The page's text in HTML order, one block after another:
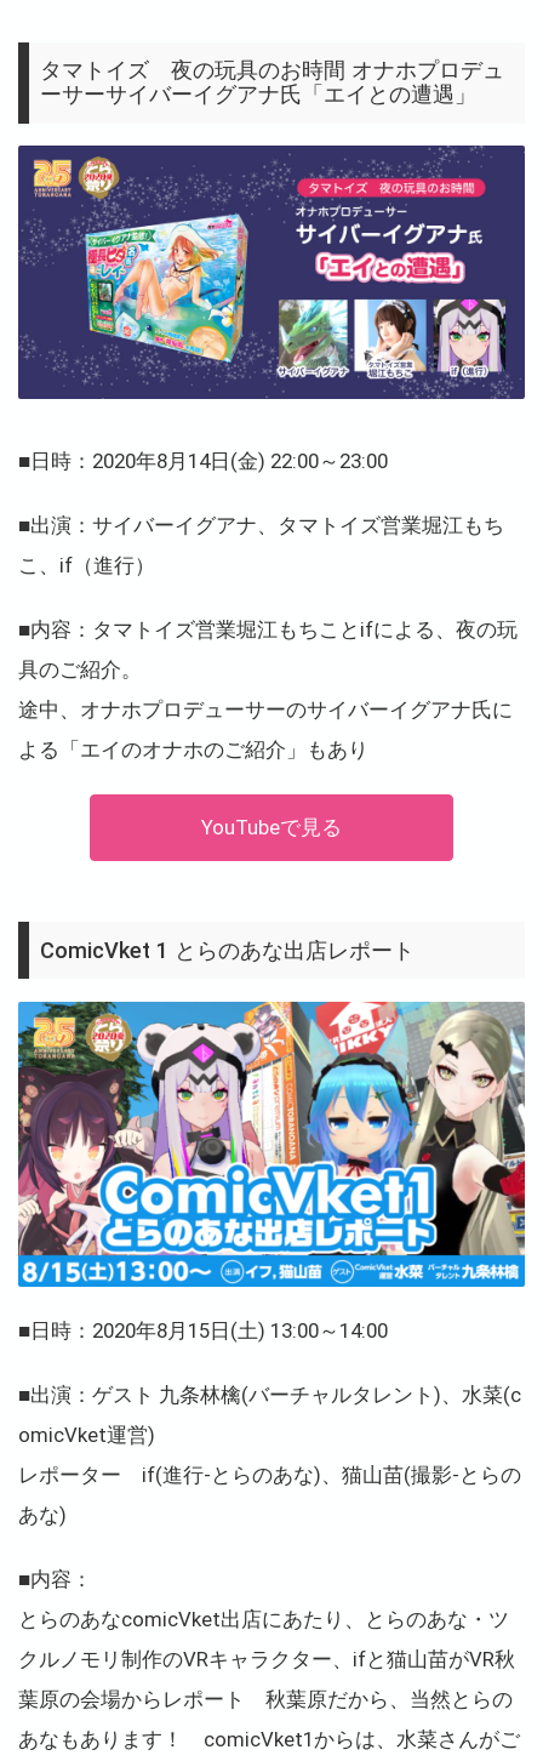
タマトイズ 夜の玩具のお時間 オナホプロデュ
ーサーサイバーイグアナ氏「エイとの遭遇」
■日時：2020年8月14日(金) 22:00～23:00
■出演：サイバーイグアナ、タマトイズ営業堀江もち
こ、if（進行）
■内容：タマトイズ営業堀江もちことifによる、夜の玩
具のご紹介。
途中、オナホプロデューサーのサイバーイグアナ氏に
よる「エイのオナホのご紹介」もあり
YouTubeで見る
ComicVket 1 とらのあな出店レポート
■日時：2020年8月15日(土) 13:00～14:00
■出演：ゲスト 九条林檎(バーチャルタレント)、水菜(c
omicVket運営)
レポーター if(進行-とらのあな)、猫山苗(撮影-とらの
あな)
■内容：
とらのあなcomicVket出店にあたり、とらのあな・ツ
クルノモリ制作のVRキャラクター、ifと猫山苗がVR秋
葉原の会場からレポート 秋葉原だから、当然とらの
あなもあります！ comicVket1からは、水菜さんがご